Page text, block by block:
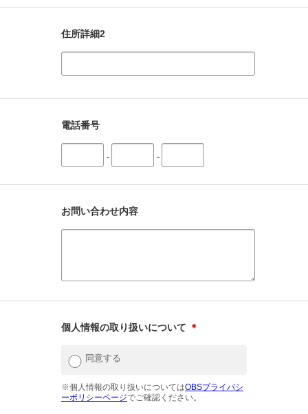
住所詳細2
電話番号
- -
お問い合わせ内容
個人情報の取り扱いについて ＊
同意する
※個人情報の取り扱いについてはOBSプライバシ
ーポリシーページでご確認ください。